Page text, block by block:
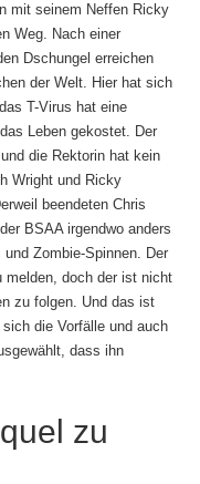
mit seinem Neffen Ricky
Weg. Nach einer
Dschungel erreichen
der Welt. Hier hat sich
T-Virus hat eine
Leben gekostet. Der
die Rektorin hat kein
Wright und Ricky
beendeten Chris
BSAA irgendwo anders
Zombie-Spinnen. Der
melden, doch der ist nicht
zu folgen. Und das ist
die Vorfälle und auch
dass ihn
zu